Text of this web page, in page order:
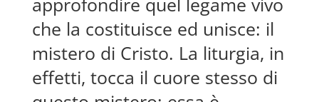
che la costituisce ed unisce: il
mistero di Cristo. La liturgia, in
effetti, tocca il cuore stesso di